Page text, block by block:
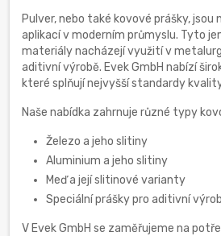
Pulver, nebo také kovové prášky, jsou
aplikací v moderním průmyslu. Tyto
materiály nacházejí využití v
aditivní výrobě. Evek GmbH nabízí
které splňují nejvyšší standardy
Naše nabídka zahrnuje různé typy
Železo a jeho slitiny
Aluminium a jeho slitiny
Meď a její slitinové varianty
Speciální prášky pro aditivní
V Evek GmbH se zaměřujeme na